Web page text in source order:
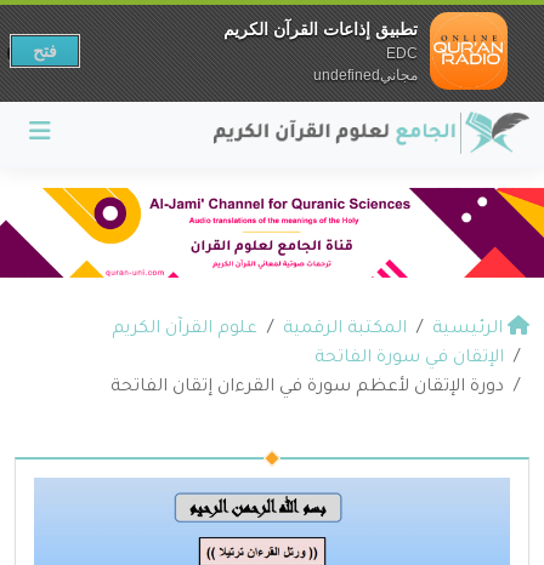
الرئيسية المكتبة الرقمية
علوم القرآن الكريم
الإتقان في سورة الفاتحة
دورة الإتقان لأعظم سورة في القرءان إتقان الفاتحة
تطبيق إذاعات القرآن الكريم
EDC
مجانيundefined
فتح